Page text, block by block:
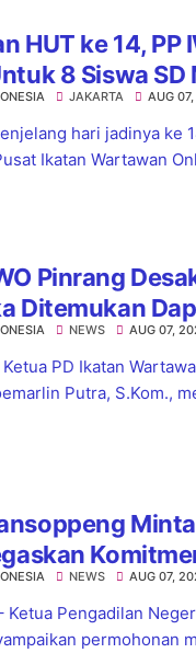
HUT ke 14, PP
8 Siswa
JAKARTA AUG
hari jadinya ke
Ikatan Wartawan
Pinrang
Ditemukan
NEWS AUG 07,
Ketua PD Ikatan
Putra, S.Kom.,
NEWS AUG 07,
Ketua Pengadilan
permohonan